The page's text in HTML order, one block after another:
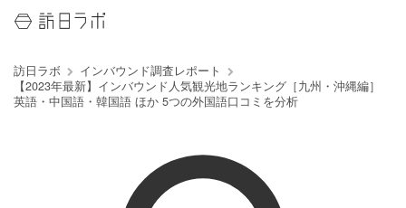
訪日ラボ
インバウンド調査レポート
【2023年最新】インバウンド人気観光地ランキング［九州・沖縄編］
英語・中国語・韓国語 ほか 5つの外国語口コミを分析